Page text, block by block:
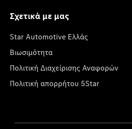
Σχετικά με μας
Star Automotive Ελλάς
Βιωσιμότητα
Πολιτική Διαχείρισης Αναφορών
Πολιτική απορρήτου 5Star